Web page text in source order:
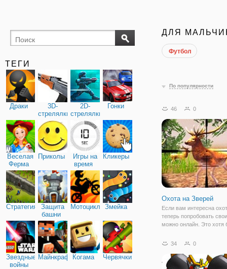
ТЕГИ
Драки
3D-
стрелялки
2D-
стрелялки
Гонки
Веселая
Ферма
Приколы
Игры на
время
Кликеры
Стратегия
Защита
башни
МотоциклыЗмейка
Звездные
войны
МайнкрафтКогама Червячки
ДЛЯ
Футбол
По популярности
46 0
Охота на Зверей
Если вам интересна
теперь попробовать
можно онлайн. Это хотя
окружающих. Одной из
Охота на Зверей. По
жанру, это симулятор, в
34 0